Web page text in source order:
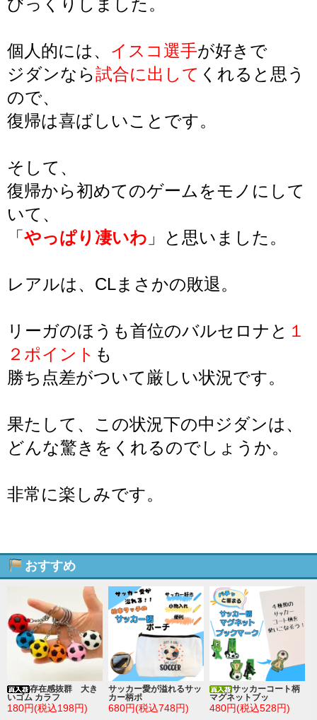
個人的には、 イスコ選手が好きで
ジダンなら試合に出して くれると思う
ので、
復帰は喜ばしいことです。
そして、
復帰から初めてのゲームをモノにして
いて、
「やっぱり凄いわ 」と思いました。
レアルは、CLまさかの敗退。
リーガのほうも首位のバルセロナと １
２ポイント も
勝ち点差がついて厳しい状況です。
果たして、この状況下の中ジダンは、
どんな驚きをくれるのでしょうか。
非常に楽しみです。
おすすめ
存在感抜群 大き
いゴム カラフ
180円(税込198円)
サッカー愛が溢れるサッ
カー柄ポ
680円(税込748円)
サッカーコート柄
マグネットブッ
480円(税込528円)